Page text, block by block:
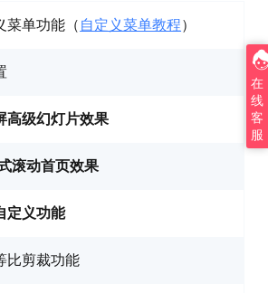
菜单功能（ 自定义菜单教程）
高级幻灯片效果
滚动首页效果
定义功能
比剪裁功能
在
线
客
服